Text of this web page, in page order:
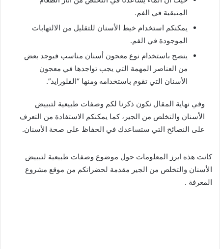
المتبقية في الفم.
يمكنكم استخدام خيط الأسنان للتقليل من الالتهابات
الموجودة في الفم.
ينصح باستخدام نوع معجون أسنان مناسب فيوجد بعض
من العناصر المهمة التي يجب تواجدها في معجون
الأسنان التي تقوم باستخدامه ومنها “الفلورايد”.
وفي نهاية المقال نكون ذكرنا لكم وصفات طبيعية لتبييض
الأسنان والتخلص من الجير، كما يمكنكم الاستفادة من التعرف
على النصائح التي ستساعدك في الحفاظ على صحة الأسنان.
كانت هذه ابرز المعلومات حول موضوع وصفات طبيعية لتبييض
الأسنان والتخلص من الجير مقدمة لحضراتكم من موقع مشروع
المعرفة .